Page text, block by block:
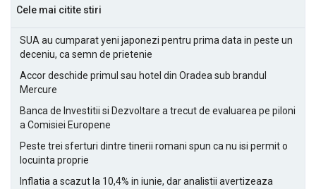
Cele mai citite stiri
SUA au cumparat yeni japonezi pentru prima data in peste un
deceniu, ca semn de prietenie
Accor deschide primul sau hotel din Oradea sub brandul
Mercure
Banca de Investitii si Dezvoltare a trecut de evaluarea pe piloni
a Comisiei Europene
Peste trei sferturi dintre tinerii romani spun ca nu isi permit o
locuinta proprie
Inflatia a scazut la 10,4% in iunie, dar analistii avertizeaza